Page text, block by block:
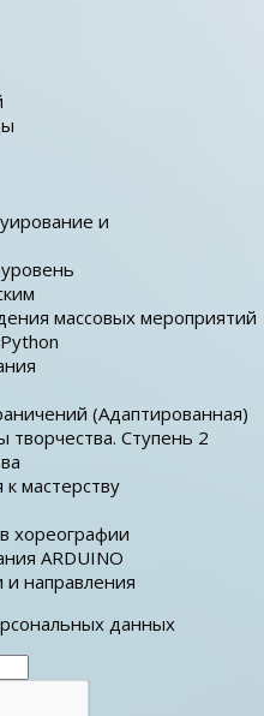
и
массовых мероприятий
(Адаптированная)
творчества. Ступень 2
к мастерству
хореографии
ARDUINO
и направления
данных